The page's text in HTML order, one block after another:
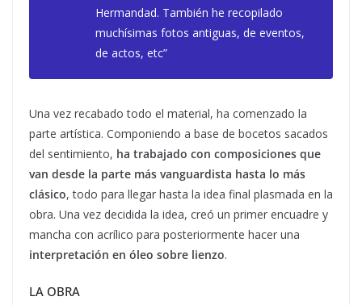
Hermandad. También he recopilado
muchísimas fotos antiguas, de eventos,
de actos, etc”
Una vez recabado todo el material, ha comenzado la
parte artística. Componiendo a base de bocetos sacados
del sentimiento, ha trabajado con composiciones que
van desde la parte más vanguardista hasta lo más
clásico, todo para llegar hasta la idea final plasmada en la
obra. Una vez decidida la idea, creó un primer encuadre y
mancha con acrílico para posteriormente hacer una
interpretación en óleo sobre lienzo.
LA OBRA